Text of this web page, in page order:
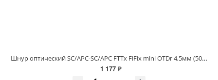
Шнур оптический SC/APC-SC/APC FTTx FiFix mini OTDr 4,5мм (50м)
1 177 ₽